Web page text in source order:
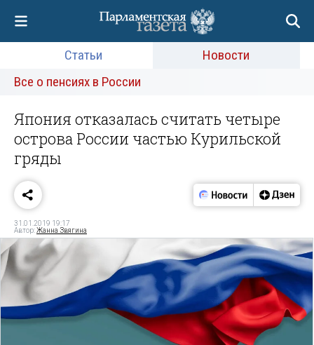
Статьи
Новости
Все о пенсиях в России
Япония отказалась считать четыре
острова России частью Курильской
гряды
31.01.2019 19:17
Автор:Жанна Звягина